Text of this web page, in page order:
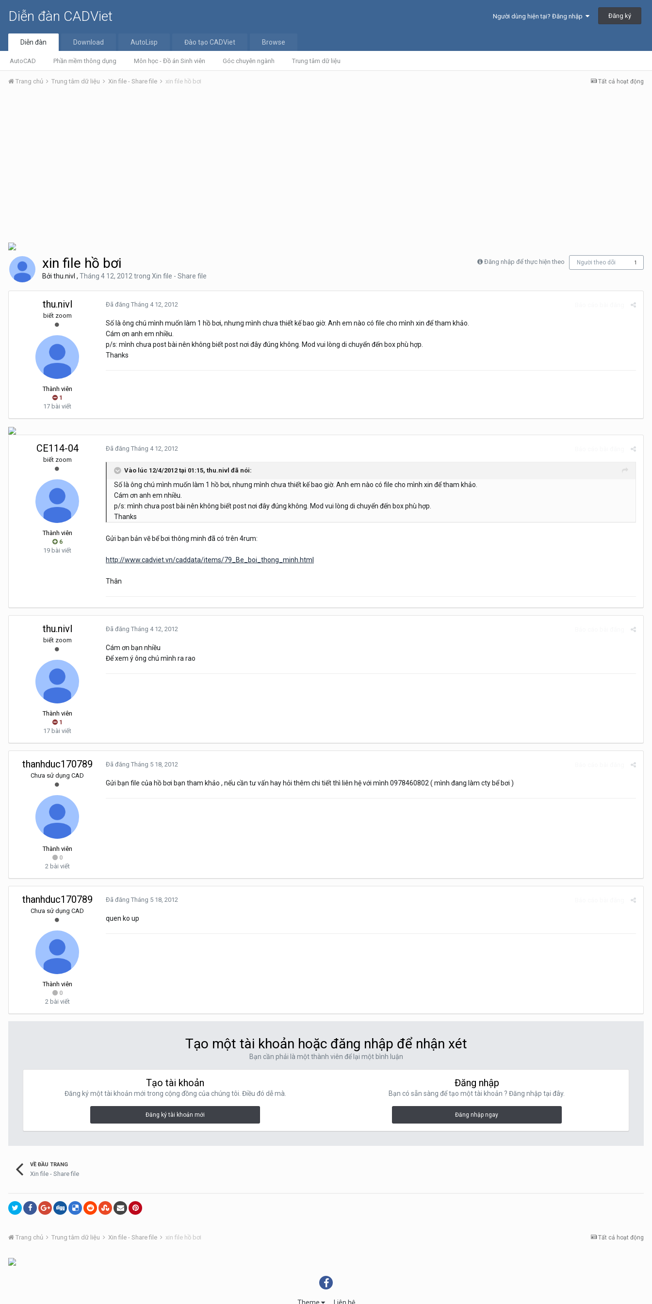
Diễn đàn CADViet Người dùng hiện tại? Đăng nhập Đăng ký
Diễn đàn
AutoCAD Phần mềm thông dụng Môn học - Đồ án Sinh viên Góc chuyên ngành Trung tâm dữ liệu
Download AutoLisp Đào tạo CADViet Browse
Tất cả hoạt động
Trang chủ Trung tâm dữ liệu Xin file - Share file xin file hồ bơi
Đăng nhập để thực hiện theo Người theo dõi 1
xin file hồ bơi
Bởi thu.nivl , Tháng 4 12, 2012 trong Xin file - Share file
thu.nivl
biết zoom
Thành viên
1
17 bài viết
Đã đăng Tháng 4 12, 2012
Số là ông chú mình muốn làm 1 hồ bơi, nhưng mình chưa thiết kế bao giờ. Anh em nào có file cho mình xin để tham khảo.
Cám ơn anh em nhiều.
p/s: mình chưa post bài nên không biết post nơi đây đúng không. Mod vui lòng di chuyển đến box phù hợp.
Thanks
CE114-04
biết zoom
Thành viên
6
19 bài viết
Đã đăng Tháng 4 12, 2012
Vào lúc 12/4/2012 tại 01:15, thu.nivl đã nói:
Số là ông chú mình muốn làm 1 hồ bơi, nhưng mình chưa thiết kế bao giờ. Anh em nào có file cho mình xin để tham khảo.
Cám ơn anh em nhiều.
p/s: mình chưa post bài nên không biết post nơi đây đúng không. Mod vui lòng di chuyển đến box phù hợp.
Thanks
Gửi bạn bản vẽ bể bơi thông minh đã có trên 4rum:
http://www.cadviet.vn/caddata/items/79_Be_boi_thong_minh.html
Thân
thu.nivl
biết zoom
Thành viên
1
17 bài viết
Đã đăng Tháng 4 12, 2012
Cám ơn bạn nhiều
Để xem ý ông chú mình ra rao
thanhduc170789
Chưa sử dụng CAD
Thành viên
0
2 bài viết
Đã đăng Tháng 5 18, 2012
Gửi bạn file của hồ bơi bạn tham khảo , nếu cần tư vấn hay hỏi thêm chi tiết thì liên hệ với mình 0978460802 ( mình đang làm cty bể bơi )
thanhduc170789
Chưa sử dụng CAD
Thành viên
0
2 bài viết
Đã đăng Tháng 5 18, 2012
quen ko up
Tạo một tài khoản hoặc đăng nhập để nhận xét
Bạn cần phải là một thành viên để lại một bình luận
Tạo tài khoản
Đăng ký một tài khoản mới trong cộng đồng của chúng tôi. Điều đó dễ mà.
Đăng ký tài khoản mới
Đăng nhập
Bạn có sẵn sàng để tạo một tài khoản ? Đăng nhập tại đây.
Đăng nhập ngay
VỀ ĐẦU TRANG
Xin file - Share file
Tất cả hoạt động
Trang chủ Trung tâm dữ liệu Xin file - Share file xin file hồ bơi